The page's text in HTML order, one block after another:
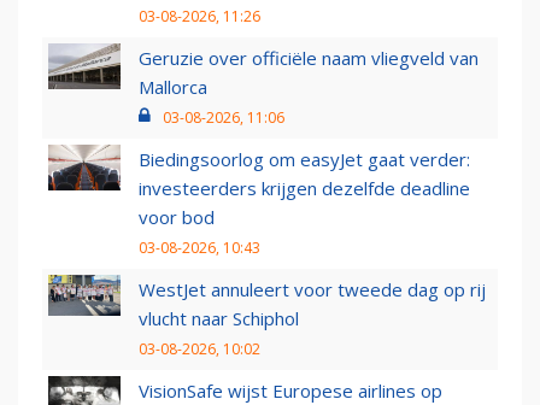
03-08-2026, 11:26
Geruzie over officiële naam vliegveld van
Mallorca
03-08-2026, 11:06
Biedingsoorlog om easyJet gaat verder:
investeerders krijgen dezelfde deadline
voor bod
03-08-2026, 10:43
WestJet annuleert voor tweede dag op rij
vlucht naar Schiphol
03-08-2026, 10:02
VisionSafe wijst Europese airlines op